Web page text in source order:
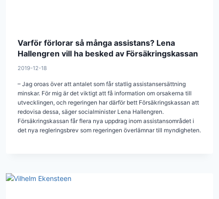
Varför förlorar så många assistans? Lena
Hallengren vill ha besked av Försäkringskassan
2019-12-18
– Jag oroas över att antalet som får statlig assistansersättning
minskar. För mig är det viktigt att få information om orsakerna till
utvecklingen, och regeringen har därför bett Försäkringskassan att
redovisa dessa, säger socialminister Lena Hallengren.
Försäkringskassan får flera nya uppdrag inom assistansområdet i
det nya regleringsbrev som regeringen överlämnar till myndigheten.